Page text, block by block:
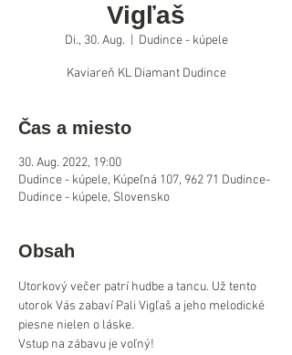
Vigľaš
Di., 30. Aug. Dudince - kúpele
Kaviareň KL Diamant Dudince
Čas a miesto
30. Aug. 2022, 19:00
Dudince - kúpele, Kúpeľná 107, 962 71 Dudince-
Dudince - kúpele, Slovensko
Obsah
Utorkový večer patrí hudbe a tancu. Už tento
utorok Vás zabaví Pali Vigľaš a jeho melodické
piesne nielen o láske.
Vstup na zábavu je voľný!